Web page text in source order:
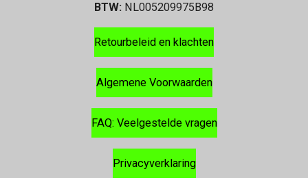
BTW: NL005209975B98
Retourbeleid en klachten
Algemene Voorwaarden
FAQ: Veelgestelde vragen
Privacyverklaring